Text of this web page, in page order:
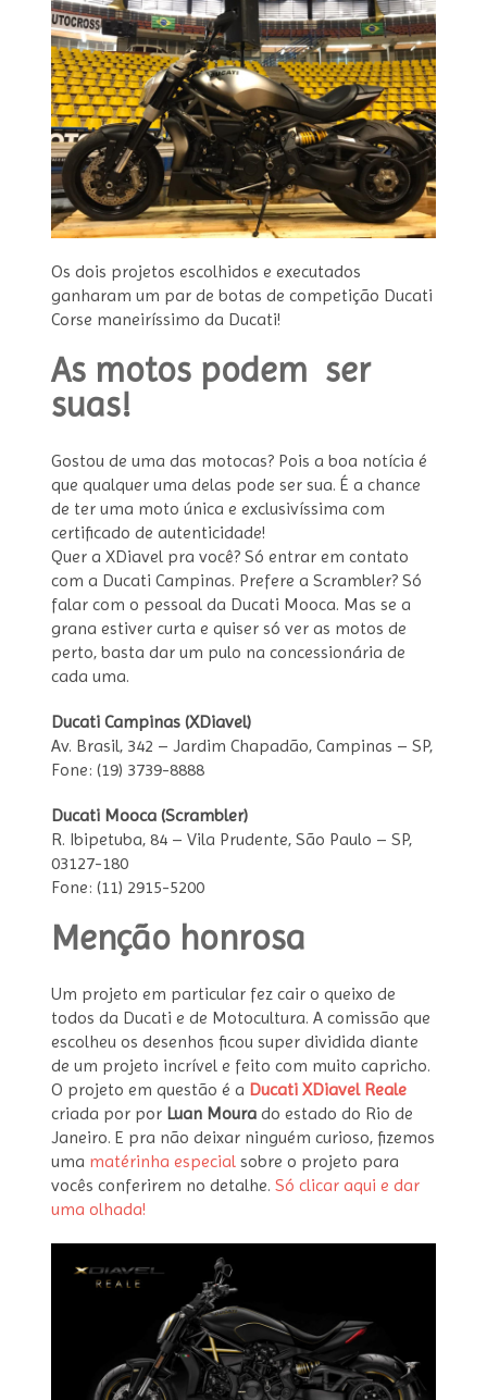
Os dois projetos escolhidos e executados
ganharam um par de botas de competição Ducati
Corse maneiríssimo da Ducati!
As motos podem ser
suas!
Gostou de uma das motocas? Pois a boa notícia é
que qualquer uma delas pode ser sua. É a chance
de ter uma moto única e exclusivíssima com
certificado de autenticidade!
Quer a XDiavel pra você? Só entrar em contato
com a Ducati Campinas. Prefere a Scrambler? Só
falar com o pessoal da Ducati Mooca. Mas se a
grana estiver curta e quiser só ver as motos de
perto, basta dar um pulo na concessionária de
cada uma.
Ducati Campinas (XDiavel)
Av. Brasil, 342 – Jardim Chapadão, Campinas – SP,
Fone: (19) 3739-8888
Ducati Mooca (Scrambler)
R. Ibipetuba, 84 – Vila Prudente, São Paulo – SP,
03127-180
Fone: (11) 2915-5200
Menção honrosa
Um projeto em particular fez cair o queixo de
todos da Ducati e de Motocultura. A comissão que
escolheu os desenhos ficou super dividida diante
de um projeto incrível e feito com muito capricho.
O projeto em questão é a Ducati XDiavel Reale
criada por por Luan Moura do estado do Rio de
Janeiro. E pra não deixar ninguém curioso, fizemos
uma matérinha especial sobre o projeto para
vocês conferirem no detalhe. Só clicar aqui e dar
uma olhada!